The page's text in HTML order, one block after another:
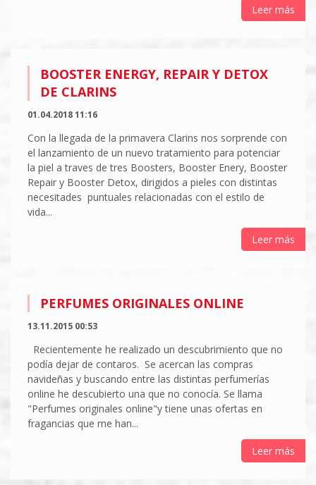
Leer más
BOOSTER ENERGY, REPAIR Y DETOX
DE CLARINS
01.04.2018 11:16
Con la llegada de la primavera Clarins nos sorprende con
el lanzamiento de un nuevo tratamiento para potenciar
la piel a traves de tres Boosters, Booster Enery, Booster
Repair y Booster Detox, dirigidos a pieles con distintas
necesitades puntuales relacionadas con el estilo de
vida...
Leer más
PERFUMES ORIGINALES ONLINE
13.11.2015 00:53
Recientemente he realizado un descubrimiento que no
podía dejar de contaros. Se acercan las compras
navideñas y buscando entre las distintas perfumerías
online he descubierto una que no conocía. Se llama
"Perfumes originales online"y tiene unas ofertas en
fragancias que me han...
Leer más